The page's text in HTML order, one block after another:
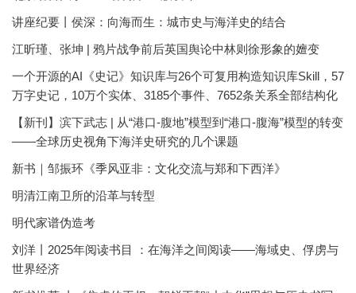
讲座纪要丨侯深：向海而生：城市史与海洋史的结合
江昕瑾、张坤 | 鸦片战争前后英国舆论中林则徐形象的嬗变
一个开源的AI《史记》知识库与26个可复用构造知识库Skill，57
万字史记，10万个实体、3185个事件、7652条关系全部结构化
【新刊】滨下武志 | 从“港口-腹地”模型到“港口-腹海”模型的转变
——全球历史视角下海洋史研究的几个课题
新书｜邹振环《季风亚非：文化交流与郑和下西洋》
明清江南卫所的沿革与转型
明代家谱伪造考
刘洋丨2025年阅读书目 ：在海洋之间阅读——海域史、俘虏与
世界经济